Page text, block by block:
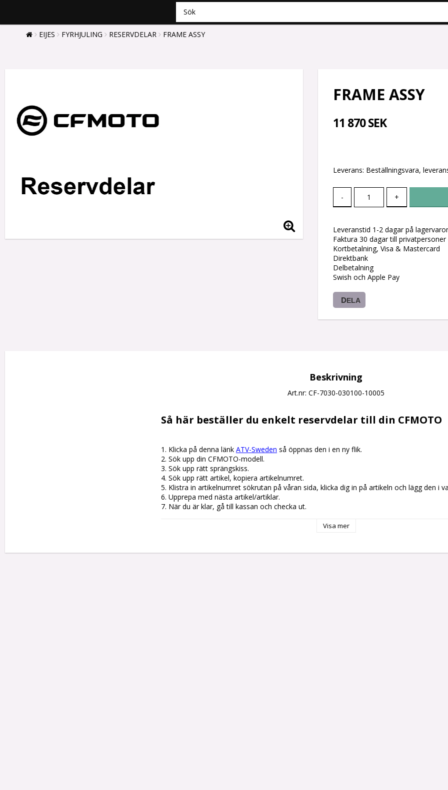
EIJES FYRHJULING RESERVDELAR FRAME ASSY
FRAME ASSY
11 870 SEK
Leverans: Beställningsvara,
- +
Leveranstid 1-2 dagar på lagervaror
Faktura 30 dagar till
Kortbetalning, Visa & Mastercard
Direktbank
Delbetalning
Swish och Apple Pay
DELA
Beskrivning
Art.nr: CF-7030-030100-10005
Så här beställer du enkelt reservdelar till din CFMOTO
1. Klicka på denna länk ATV-Sweden så öppnas den i en ny flik.
2. Sök upp din CFMOTO-modell.
3. Sök upp rätt sprängskiss.
4. Sök upp rätt artikel, kopiera artikelnumret.
5. Klistra in artikelnumret sökrutan på våran sida, klicka dig in på artikeln och lägg den i
6. Upprepa med nästa artikel/artiklar.
7. När du är klar, gå till kassan och checka ut.
Visa mer